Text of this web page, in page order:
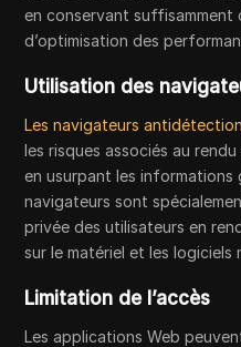
en conservant suffisamment
d’optimisation des
Utilisation des
Les navigateurs
les risques associés au
en usurpant les informations
navigateurs sont
privée des utilisateurs en
sur le matériel et les logiciels
Limitation de l’accès
Les applications Web